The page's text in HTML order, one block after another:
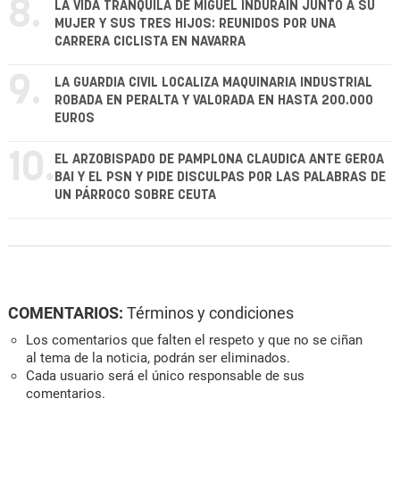
8.
LA VIDA TRANQUILA DE MIGUEL INDURÁIN JUNTO A SU
MUJER Y SUS TRES HIJOS: REUNIDOS POR UNA
CARRERA CICLISTA EN NAVARRA
9.
LA GUARDIA CIVIL LOCALIZA MAQUINARIA INDUSTRIAL
ROBADA EN PERALTA Y VALORADA EN HASTA 200.000
EUROS
10. EL ARZOBISPADO DE PAMPLONA CLAUDICA ANTE GEROA
BAI Y EL PSN Y PIDE DISCULPAS POR LAS PALABRAS DE
UN PÁRROCO SOBRE CEUTA
COMENTARIOS: Términos y condiciones
Los comentarios que falten el respeto y que no se ciñan
al tema de la noticia, podrán ser eliminados.
Cada usuario será el único responsable de sus
comentarios.